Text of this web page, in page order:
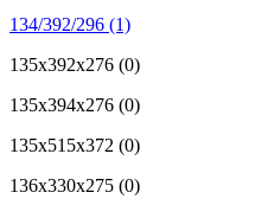
134/392/296 (1)
135x392x276 (0)
135x394x276 (0)
135x515x372 (0)
136x330x275 (0)